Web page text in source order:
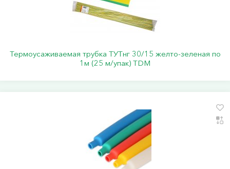
Термоусаживаемая трубка ТУТнг 30/15 желто-зеленая по
1м (25 м/упак) TDM